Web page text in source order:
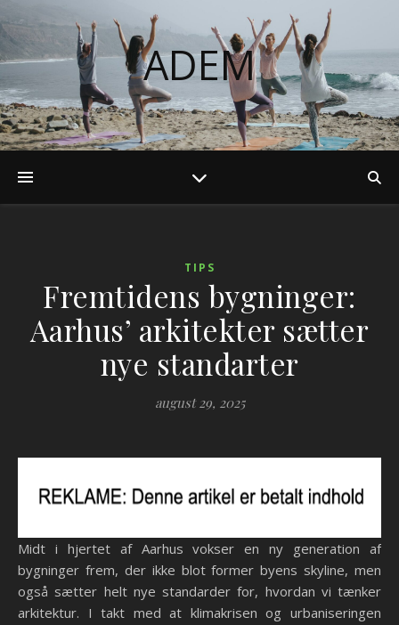
ADEM
TIPS
Fremtidens bygninger:
Aarhus’ arkitekter sætter
nye standarter
august 29, 2025
Midt i hjertet af Aarhus vokser en ny generation af
bygninger frem, der ikke blot former byens skyline, men
også sætter helt nye standarder for, hvordan vi tænker
arkitektur. I takt med at klimakrisen og urbaniseringen